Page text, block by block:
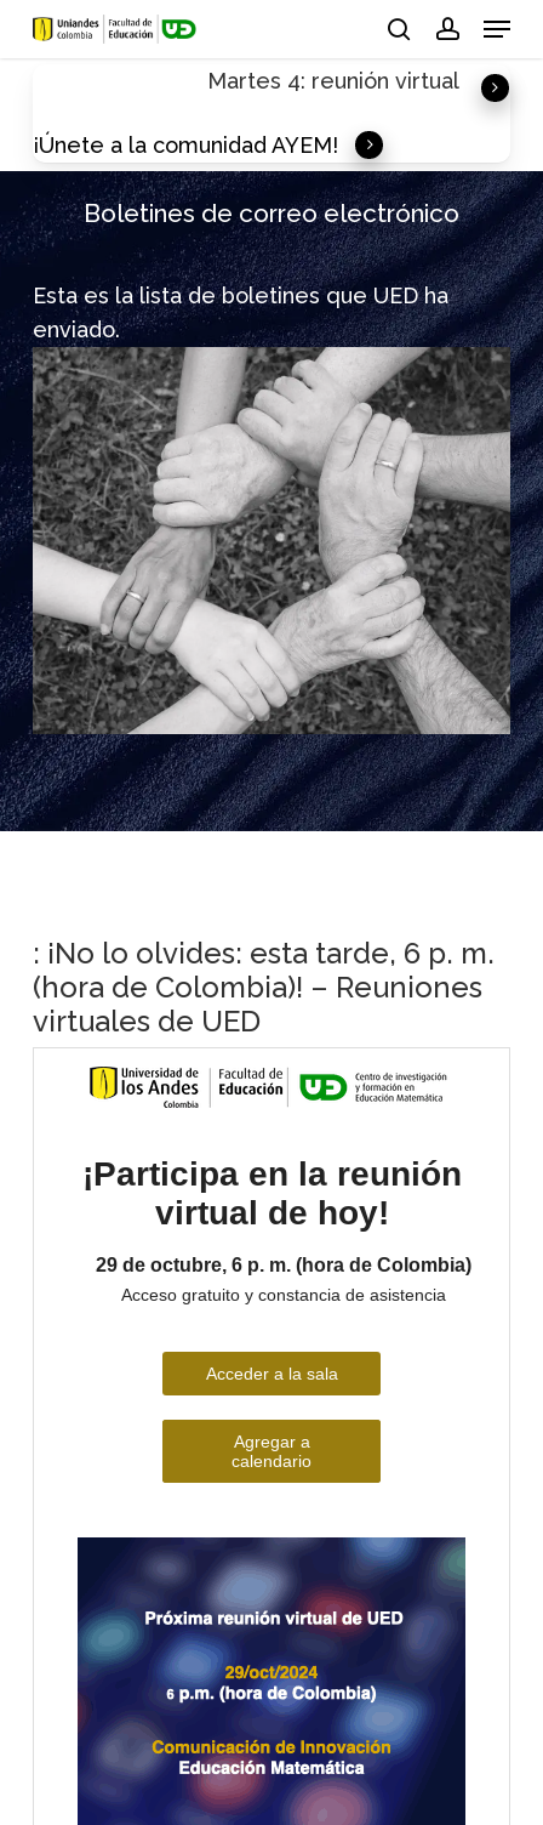
Skip
Menu
Martes 4: reunión virtual
¡Únete a la comunidad AYEM!
Boletines de correo electrónico
Esta es la lista de boletines que UED ha
enviado.
: ¡No lo olvides: esta tarde, 6 p. m.
(hora de Colombia)! – Reuniones
virtuales de UED